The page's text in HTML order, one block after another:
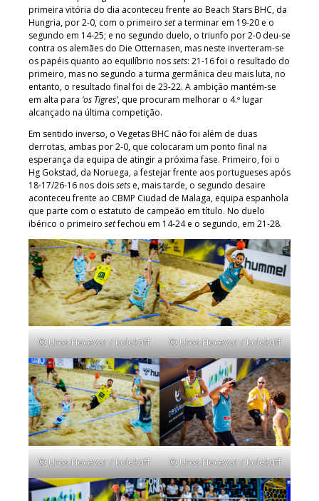
primeira vitória do dia aconteceu frente ao Beach Stars BHC, da
Hungria, por 2-0, com o primeiro seta terminar em 19-20 e o
segundo em 14-25; e no segundo duelo, o triunfo por 2-0 deu-se
contra os alemães do Die Otternasen, mas neste inverteram-se
os papéis quanto ao equilíbrio nossets: 21-16 foi o resultado do
primeiro, mas no segundo a turma germânica deu mais luta, no
entanto, o resultado final foi de 23-22. A ambição mantém-se
em alta para ‘os Tigres’, que procuram melhorar o 4.º lugar
alcançado na última competição.
Em sentido inverso, o Vegetas BHC não foi além de duas
derrotas, ambas por 2-0, que colocaram um ponto final na
esperança da equipa de atingir a próxima fase. Primeiro, foi o
Hg Gokstad, da Noruega, a festejar frente aos portugueses após
18-17/26-16 nos doissets e, mais tarde, o segundo desaire
aconteceu frente ao CBMP Ciudad de Malaga, equipa espanhola
que parte com o estatuto de campeão em título. No duelo
ibérico o primeiro setfechou em 14-24 e o segundo, em 21-28.
© Uros Hocevar / kolektiff © Uros Hocevar / kolektiff
© Uros Hocevar / kolektiff © Uros Hocevar / kolektiff